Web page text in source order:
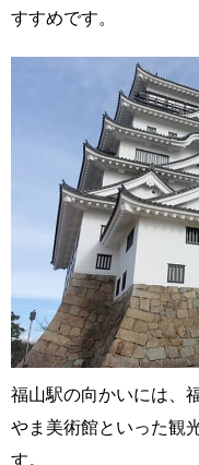
すすめです。
福山駅の向かいには、
やま美術館といった観
す。